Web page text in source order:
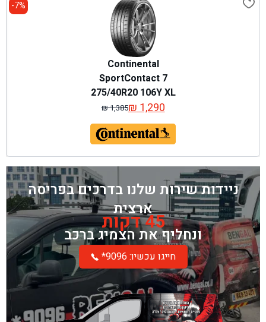
7%-
Continental
SportContact 7
275/40R20 106Y XL
₪1,385
המחיר
המקורי
היה:
₪ 1,385.
₪1,290
המחיר
הנוכחי
הוא:
₪ 1,290.
ניידות שירות שלנו בדרכים בפריסה
ארצית
45 דקות
ונחליף את הצמיג ברכב
*חייגו עכשיו: 9096